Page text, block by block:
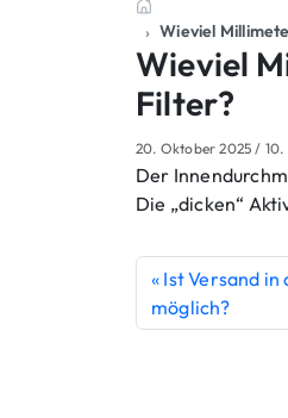
Startseite
Wieviel
Wieviel
Filter?
20. Oktober 2025 /
Der
Die „dicken“
Ist Versand in
möglich?